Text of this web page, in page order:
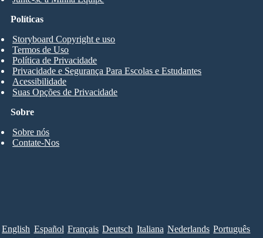
Sobre
Sobre nós
Contate-Nos
Políticas
Storyboard Copyright e uso
Termos de Uso
Política de Privacidade
Privacidade e Segurança Para Escolas e Estudantes
Acessibilidade
Suas Opções de Privacidade
English Español Français Deutsch Italiana Nederlands Português